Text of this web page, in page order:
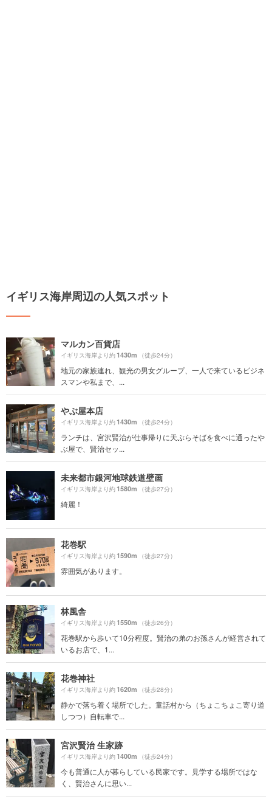
イギリス海岸周辺の人気スポット
マルカン百貨店
イギリス海岸より約1430m （徒歩24分）
地元の家族連れ、観光の男女グループ、一人で来ているビジネ
スマンや私まで、...
やぶ屋本店
イギリス海岸より約1430m （徒歩24分）
ランチは、宮沢賢治が仕事帰りに天ぷらそばを食べに通ったや
ぶ屋で、賢治セッ...
未来都市銀河地球鉄道壁画
イギリス海岸より約1580m （徒歩27分）
綺麗！
花巻駅
イギリス海岸より約1590m （徒歩27分）
雰囲気があります。
林風舎
イギリス海岸より約1550m （徒歩26分）
花巻駅から歩いて10分程度。賢治の弟のお孫さんが経営されて
いるお店で、1...
花巻神社
イギリス海岸より約1620m （徒歩28分）
静かで落ち着く場所でした。童話村から（ちょこちょこ寄り道
しつつ）自転車で...
宮沢賢治 生家跡
イギリス海岸より約1400m （徒歩24分）
今も普通に人が暮らしている民家です。見学する場所ではな
く、賢治さんに思い...